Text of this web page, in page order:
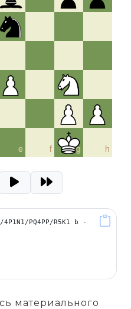
e f g h
материального